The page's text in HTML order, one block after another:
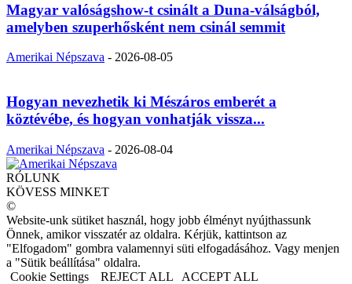
Magyar valóságshow-t csinált a Duna-válságból,
amelyben szuperhősként nem csinál semmit
Amerikai Népszava - 2026-08-05
Hogyan nevezhetik ki Mészáros emberét a
köztévébe, és hogyan vonhatják vissza...
Amerikai Népszava - 2026-08-04
RÓLUNK
KÖVESS MINKET
©
Website-unk sütiket használ, hogy jobb élményt nyújthassunk
Önnek, amikor visszatér az oldalra. Kérjük, kattintson az
"Elfogadom" gombra valamennyi süti elfogadásához. Vagy menjen
a "Sütik beállítása" oldalra.
Cookie Settings
REJECT ALL ACCEPT ALL